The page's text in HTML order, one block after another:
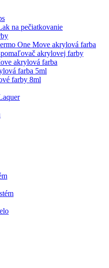
na pečiatkovanie
One Move akrylová farba
akrylovej farby
akrylová farba
farba 5ml
farby 8ml